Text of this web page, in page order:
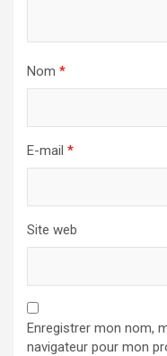
Nom *
E-mail *
Site web
Enregistrer mon nom,
navigateur pour mon